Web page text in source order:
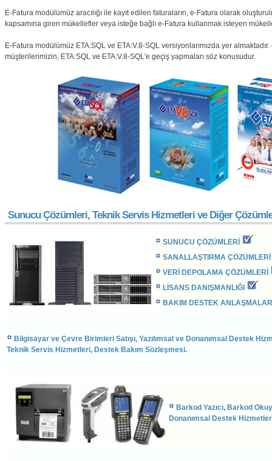
E-Fatura modülümüz aracılığı ile kayıt edilen faturaların, e-Fatura olarak
kapsamına giren mükellefler veya isteğe bağlı e-Fatura kullanmak isteyen
E-Fatura modülümüz ETA:SQL ve ETA:V.8-SQL versiyonlarımızda yer
müşterilerimizin, ETA:SQL ve ETA:V.8-SQL'e geçiş yapmaları söz konusudur.
Sunucu Çözümleri, Teknik Servis Hizmetleri ve Diğer
SUNUCU ÇÖZÜMLERİ
SANALLAŞTIRMA ÇÖZÜMLERİ
VERİ DEPOLAMA ÇÖZÜMLERİ
LİSANS DANIŞMANLIĞI
BAKIM DESTEK
Bilgisayar ve Çevre Birimleri Satışı, Yazılımsal ve Donanımsal Destek
Teknik Servis Hizmetleri, Destek Bakım Sözleşmesi.
Barkod Yazıcı, Barkod
Donanımsal Destek